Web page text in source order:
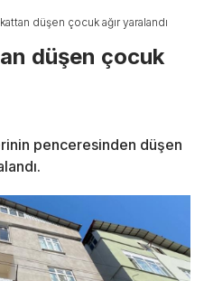
düşen çocuk ağır yaralandı
düşen çocuk
penceresinden düşen